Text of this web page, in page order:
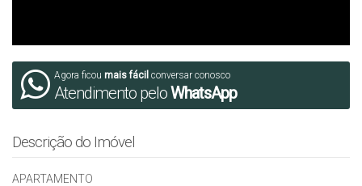
Agora ficou mais fácil conversar conosco
Atendimento peloWhatsApp
Descrição do Imóvel
APARTAMENTO